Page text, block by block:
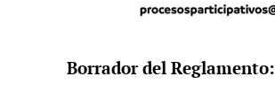
Borrador del Reglamento: